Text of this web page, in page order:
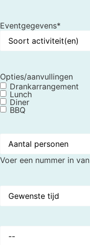
Eventgegevens*
Opties/aanvullingen
Drankarrangement
Lunch
Diner
BBQ
Aantal
personen *
Voer een nummer in van
Gewenste
tijd
Voorkeursdatum*